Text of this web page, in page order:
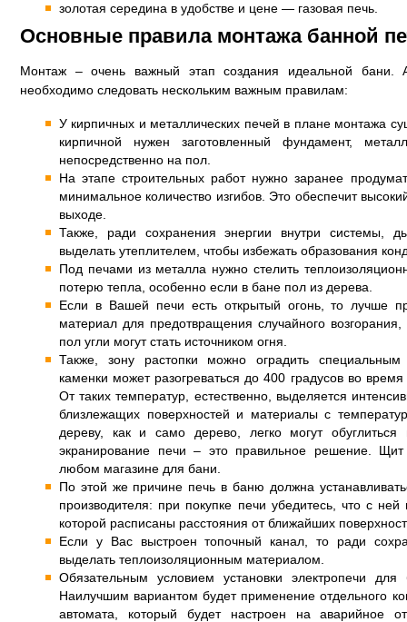
золотая середина в удобстве и цене — газовая печь.
Основные правила монтажа банной
Монтаж – очень важный этап создания идеальной
необходимо следовать нескольким важным правилам:
У кирпичных и металлических печей в плане монтажа
кирпичной нужен заготовленный фундамент,
непосредственно на пол.
На этапе строительных работ нужно заранее
минимальное количество изгибов. Это обеспечит
выходе.
Также, ради сохранения энергии внутри системы,
выделать утеплителем, чтобы избежать образования
Под печами из металла нужно стелить
потерю тепла, особенно если в бане пол из дерева.
Если в Вашей печи есть открытый огонь, то лучше
материал для предотвращения случайного
пол угли могут стать источником огня.
Также, зону растопки можно оградить
каменки может разогреваться до 400 градусов во
От таких температур, естественно, выделяется
близлежащих поверхностей и материалы с
дереву, как и само дерево, легко могут обуглиться
экранирование печи – это правильное решение.
любом магазине для бани.
По этой же причине печь в баню должна
производителя: при покупке печи убедитесь, что с ней
которой расписаны расстояния от ближайших
Если у Вас выстроен топочный канал, то ради
выделать теплоизоляционным материалом.
Обязательным условием установки электропечи
Наилучшим вариантом будет применение отдельного
автомата, который будет настроен на аварийное